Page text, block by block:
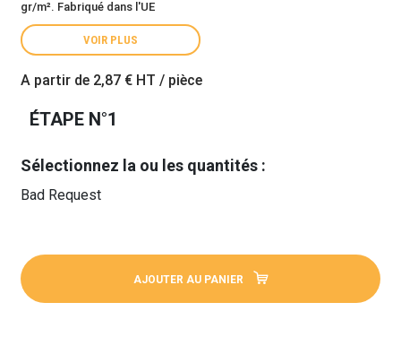
gr/m². Fabriqué dans l'UE
VOIR PLUS
A partir de 2,87 € HT / pièce
ÉTAPE N°1
Sélectionnez la ou les quantités :
Bad Request
AJOUTER AU PANIER